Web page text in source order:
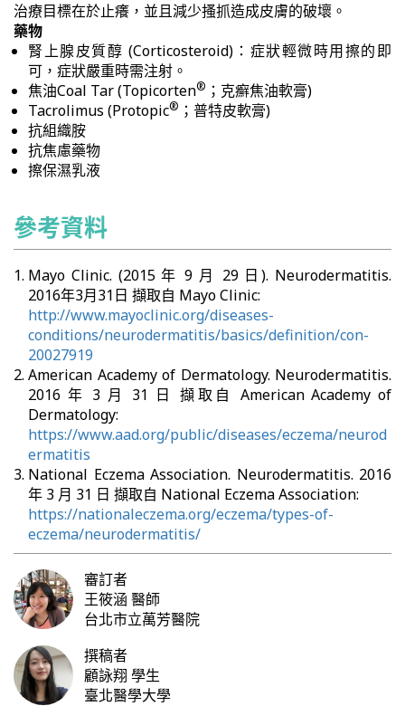
治療目標在於止癢，並且減少搔抓造成皮膚的破壞。
藥物
腎上腺皮質醇 (Corticosteroid)：症狀輕微時用擦的即
可，症狀嚴重時需注射。
焦油Coal Tar (Topicorten® ；克癬焦油軟膏)
Tacrolimus (Protopic® ；普特皮軟膏)
抗組織胺
抗焦慮藥物
擦保濕乳液
參考資料
Mayo Clinic. (2015 年 9 月 29 日). Neurodermatitis.
2016年3月31日 擷取自 Mayo Clinic:
http://www.mayoclinic.org/diseases-
conditions/neurodermatitis/basics/definition/con-
20027919
American Academy of Dermatology. Neurodermatitis.
2016 年 3 月 31 日 擷取自 American Academy of
Dermatology:
https://www.aad.org/public/diseases/eczema/neurod
ermatitis
National Eczema Association. Neurodermatitis. 2016
年 3 月 31 日 擷取自 National Eczema Association:
https://nationaleczema.org/eczema/types-of-
eczema/neurodermatitis/
審訂者
王筱涵 醫師
台北市立萬芳醫院
撰稿者
顧詠翔 學生
臺北醫學大學